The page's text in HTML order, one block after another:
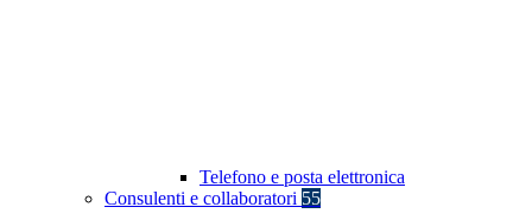
Telefono e posta elettronica
Consulenti e collaboratori 55